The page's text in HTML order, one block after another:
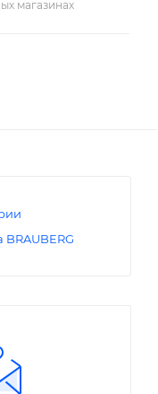
магазинах